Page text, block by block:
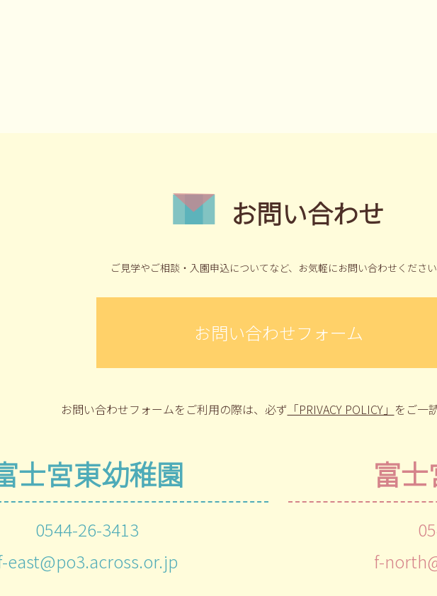
お問い合わせ
ご見学やご相談・入園申込についてなど、 お気軽にお問い合わせくださ
お問い合わせフォーム
お問い合わせフォームをご利用の際は、 必ず 「PRIVACY POLICY」 をご一
士宮東幼稚園
0544-26-3413
east@po3.across.or.jp
富
f-